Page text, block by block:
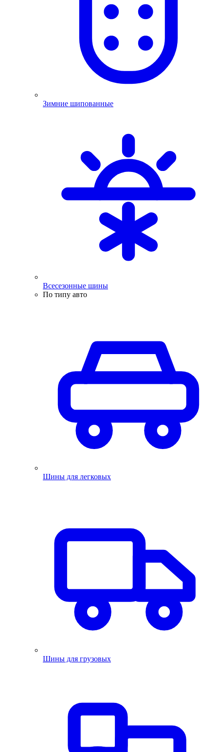
Зимние шипованные
Всесезонные шины
По типу авто
Шины для легковых
Шины для грузовых